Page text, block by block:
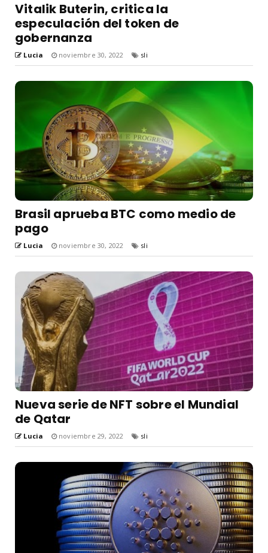
Vitalik Buterin, critica la
especulación del token de
gobernanza
Lucia noviembre 30, 2022 sli
Brasil aprueba BTC como medio de
pago
Lucia noviembre 30, 2022 sli
Nueva serie de NFT sobre el Mundial
de Qatar
Lucia noviembre 29, 2022 sli